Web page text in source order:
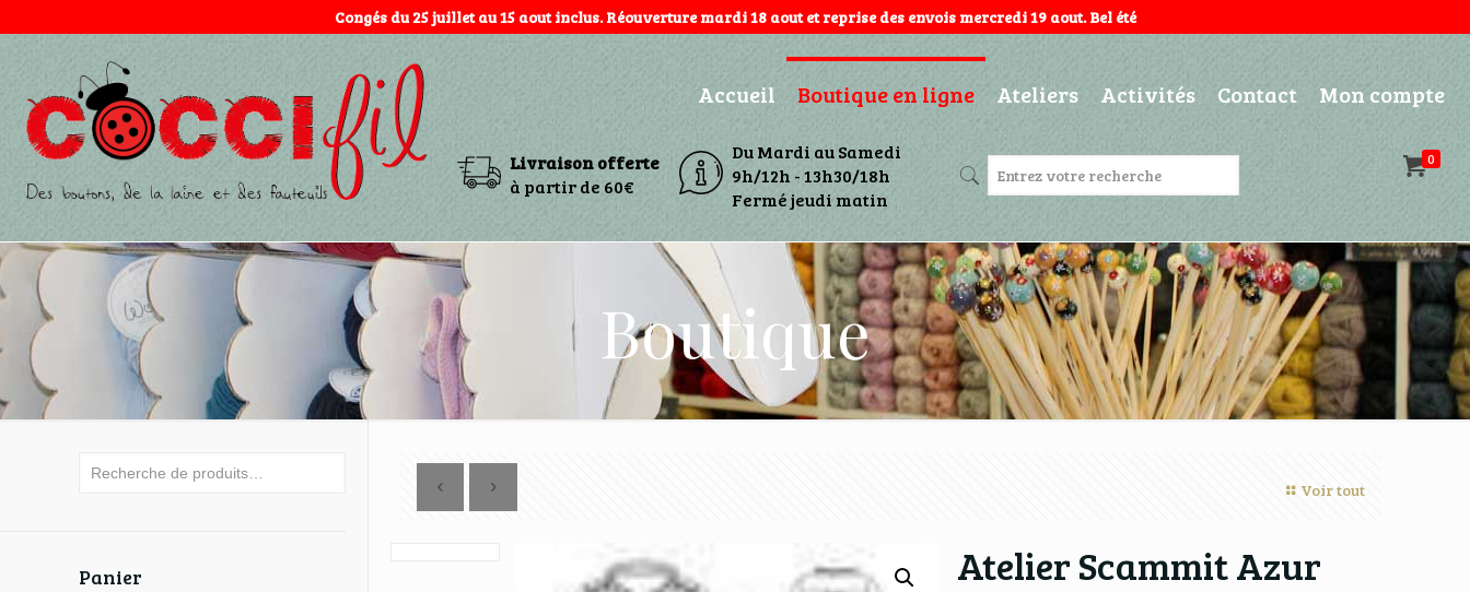
Congés du 25 juillet au 15 aout inclus. Réouverture mardi 18 aout et reprise des envois mercredi 19 aout. Bel été
Accueil Boutique en ligne Ateliers Activités Contact Mon compte
0
Livraison offerte
à partir de 60€
Du Mardi au Samedi
9h/12h - 13h30/18h
Fermé jeudi matin
Boutique
Voir tout
Atelier Scammit Azur
Panier